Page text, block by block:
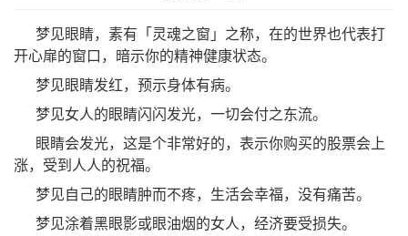
梦见眼睛，素有「灵魂之窗」之称，在的世界也代表打
开心扉的窗口，暗示你的精神健康状态。
梦见眼睛发红，预示身体有病。
梦见女人的眼睛闪闪发光，一切会付之东流。
眼睛会发光，这是个非常好的，表示你购买的股票会上
涨，受到人人的祝福。
梦见自己的眼睛肿而不疼，生活会幸福，没有痛苦。
梦见涂着黑眼影或眼油烟的女人，经济要受损失。